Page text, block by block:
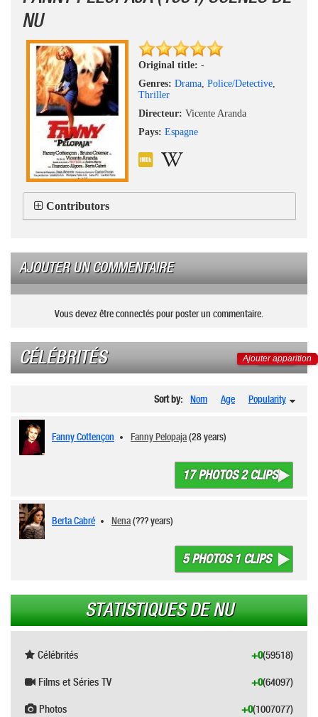
NU
Original title: -
Genres: Drama, Police/Detective,
Thriller
Directeur: Vicente Aranda
Pays: Espagne
Contributors
AJOUTER UN COMMENTAIRE
Vous devez être connectés pour poster un commentaire.
CÉLÉBRITÉS Ajouter apparition
Sort by: Nom Age Popularity
Fanny Cottençon Fanny Pelopaja(28 years)
17 PHOTOS 2 CLIPS
Berta Cabré Nena(??? years)
5 PHOTOS 1 CLIPS
STATISTIQUES DE NU
Célébrités (59518)
+0
Films et Séries TV (64097)
+0
Photos (1007077)
+0